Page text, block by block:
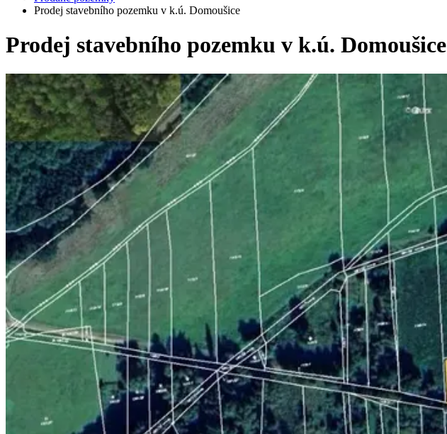
Prodej stavebního pozemku v k.ú. Domoušice
Prodej stavebního pozemku v k.ú. Domoušice